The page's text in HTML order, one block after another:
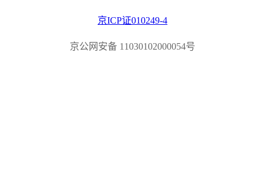
京ICP证010249-4
京公网安备 11030102000054号